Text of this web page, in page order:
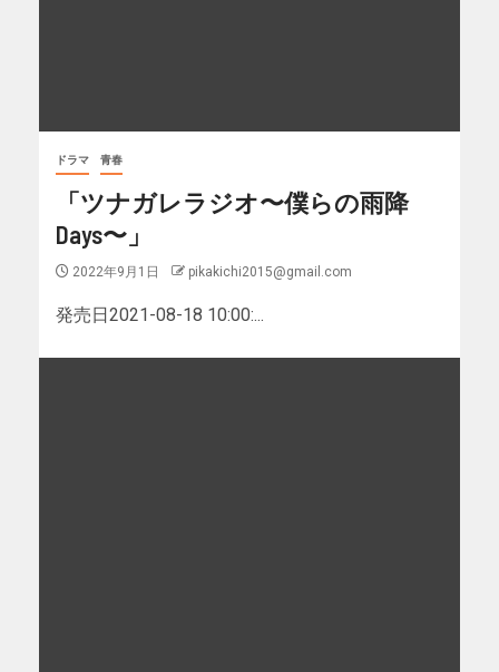
ドラマ 青春
「ツナガレラジオ〜僕らの雨降
Days〜」
2022年9月1日 pikakichi2015@gmail.com
発売日2021-08-18 10:00:...